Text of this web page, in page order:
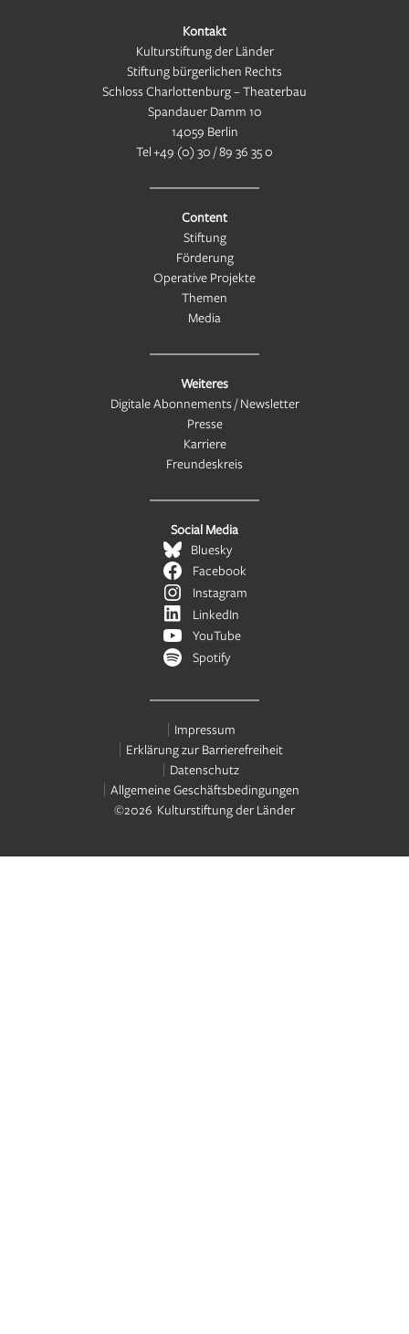
Kontakt
Kulturstiftung der Länder
Stiftung bürgerlichen Rechts
Schloss Charlottenburg – Theaterbau
Spandauer Damm 10
14059 Berlin
Tel+49 (0) 30 / 89 36 35 0
Content
Stiftung
Förderung
Operative Projekte
Themen
Media
Weiteres
Digitale Abonnements / Newsletter
Presse
Karriere
Freundeskreis
Social Media
Bluesky
Facebook
Instagram
LinkedIn
YouTube
Spotify
Impressum
Erklärung zur Barrierefreiheit
Datenschutz
Allgemeine Geschäftsbedingungen
©2026 Kulturstiftung der Länder